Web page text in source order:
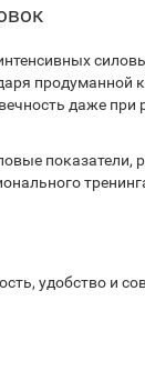
продуманной
даже при
показатели,
удобство и